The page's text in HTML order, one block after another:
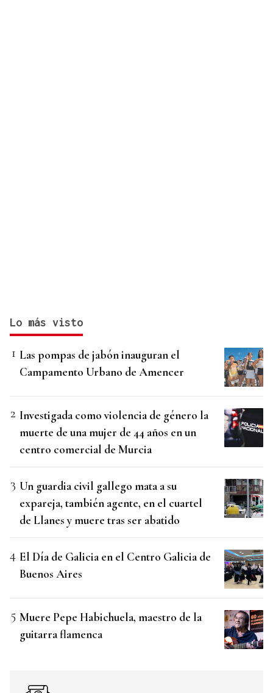
Lo más visto
Las pompas de jabón inauguran el
Campamento Urbano de Amencer
Investigada como violencia de género la
muerte de una mujer de 44 años en un
centro comercial de Murcia
Un guardia civil gallego mata a su
expareja, también agente, en el cuartel
de Llanes y muere tras ser abatido
El Día de Galicia en el Centro Galicia de
Buenos Aires
Muere Pepe Habichuela, maestro de la
guitarra flamenca